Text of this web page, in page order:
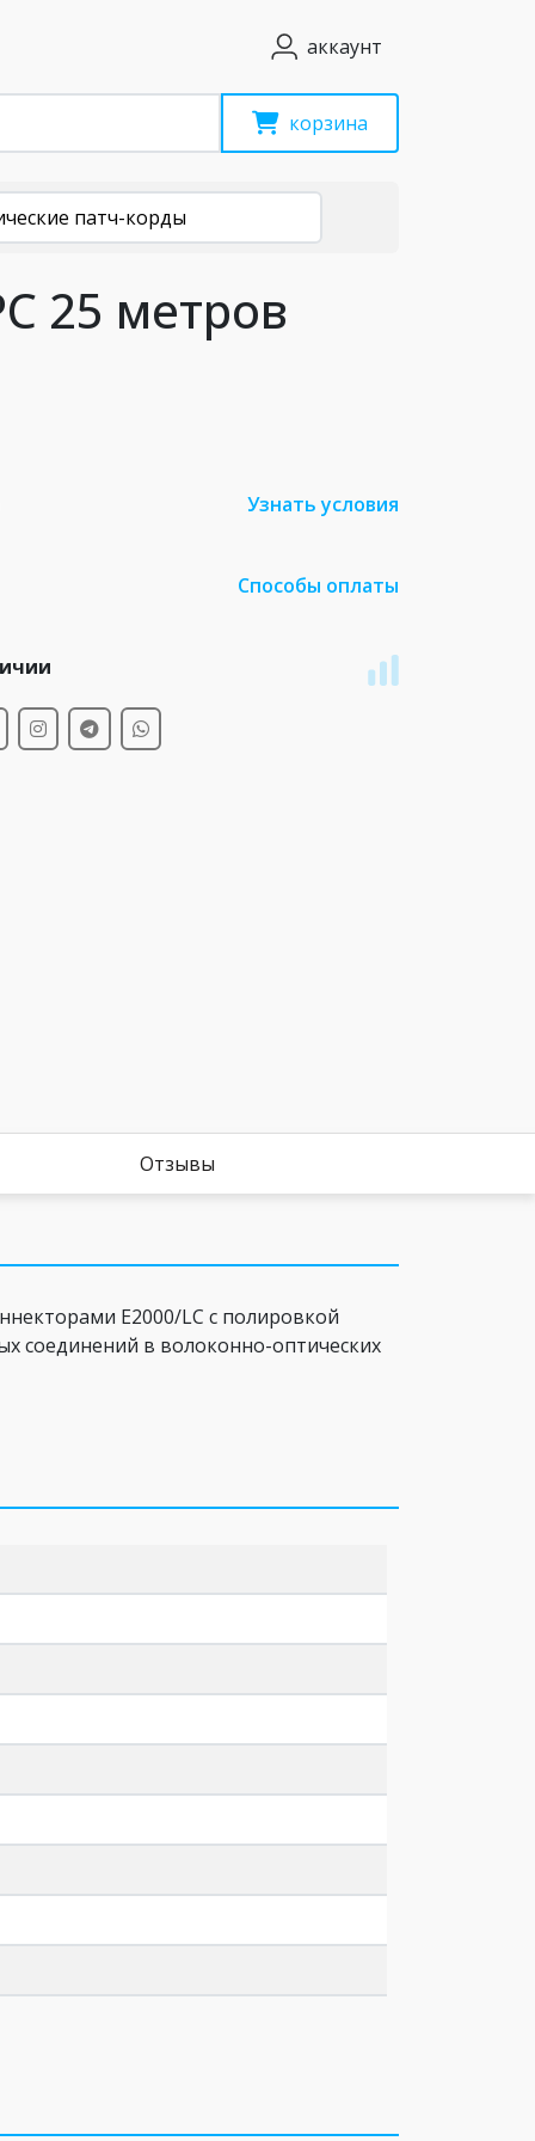
аккаунт
корзина
патч-корды
25 метров
Узнать условия
Способы оплаты
Отзывы
E2000/LC c полировкой
соединений в волоконно-оптических